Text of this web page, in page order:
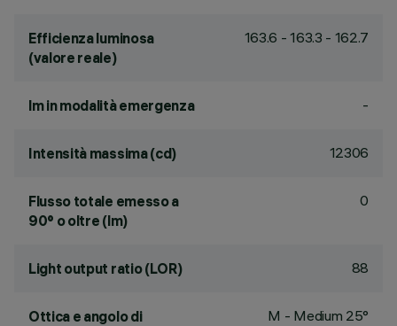
Efficienza luminosa
(valore reale)
163.6 - 163.3 - 162.7
lm in modalità emergenza -
Intensità massima (cd) 12306
Flusso totale emesso a
90° o oltre (lm)
0
Light output ratio (LOR) 88
Ottica e angolo di
M - Medium 25°